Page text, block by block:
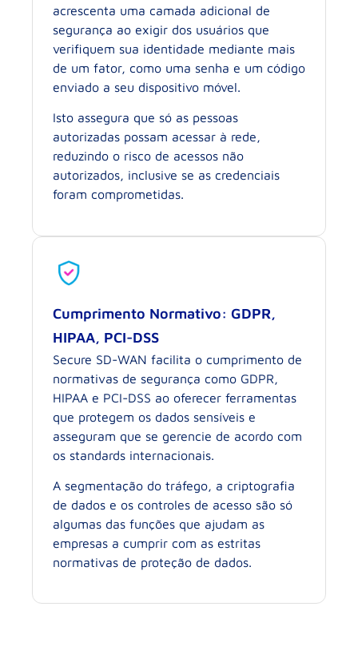
acrescenta uma camada adicional de
segurança ao exigir dos usuários que
verifiquem sua identidade mediante mais
de um fator, como uma senha e um código
enviado a seu dispositivo móvel.
Isto assegura que só as pessoas
autorizadas possam acessar à rede,
reduzindo o risco de acessos não
autorizados, inclusive se as credenciais
foram comprometidas.
Cumprimento Normativo: GDPR,
HIPAA, PCI-DSS
Secure SD-WAN facilita o cumprimento de
normativas de segurança como GDPR,
HIPAA e PCI-DSS ao oferecer ferramentas
que protegem os dados sensíveis e
asseguram que se gerencie de acordo com
os standards internacionais.
A segmentação do tráfego, a criptografia
de dados e os controles de acesso são só
algumas das funções que ajudam as
empresas a cumprir com as estritas
normativas de proteção de dados.